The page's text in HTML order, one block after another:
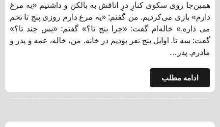
همین‌جا روی سکوی کنارِ درِ اتاقش به بالکن و داشتیم «یه مرغ
دارم» بازی می‌کردیم. من گفتم: «یه مرغ دارم روزی پنج تا تخم
می ذاره.» خاله‌ام گفت: «چرا پنج تا؟» گفتم: «پس چند تا‌؟»
گفت: سه تا. اوایل پنج نفر بودیم در خانه. من، خاله، عمه و پدر و
مادرم. پدر…
ادامه مطلب